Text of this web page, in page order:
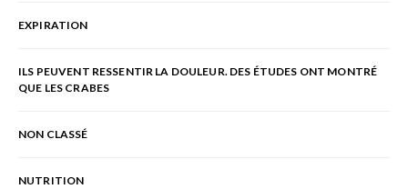
EXPIRATION
ILS PEUVENT RESSENTIR LA DOULEUR. DES ÉTUDES ONT MONTRÉ
QUE LES CRABES
NON CLASSÉ
NUTRITION